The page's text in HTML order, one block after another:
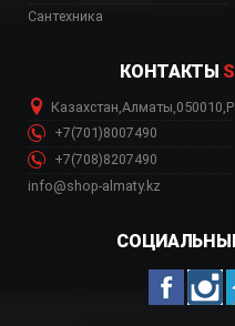
Сантехника
КОНТАКТЫ
Казахстан Алматы 050010
+7(701)8007490
+7(708)8207490
info@shop-almaty.kz